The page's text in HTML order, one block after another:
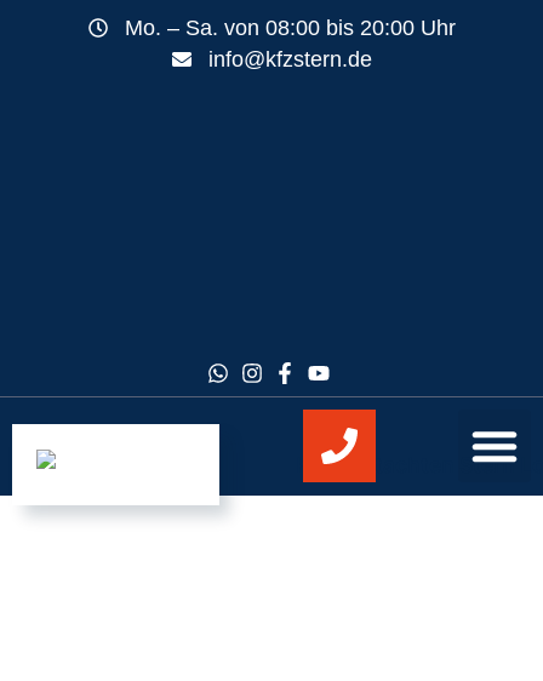
Mo. – Sa. von 08:00 bis 20:00 Uhr
info@kfzstern.de